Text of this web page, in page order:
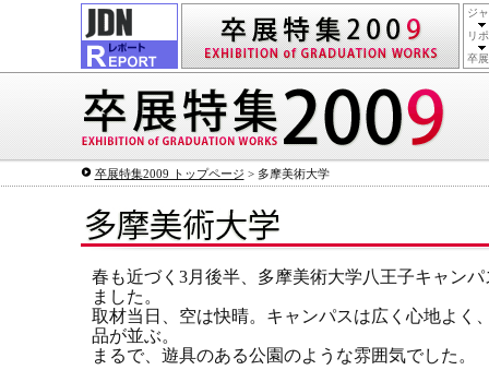
ジ
リ
卒
卒展特集2009 トップページ > 多摩美術大学
春も近づく3月後半、多摩美術大学八王子キャン
ました。
取材当日、空は快晴。キャンパスは広く心地よく
品が並ぶ。
まるで、遊具のある公園のような雰囲気でした。